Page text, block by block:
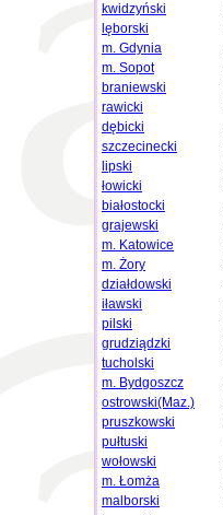
kwidzyński
lęborski
m. Gdynia
m. Sopot
braniewski
rawicki
dębicki
szczecinecki
lipski
łowicki
białostocki
grajewski
m. Katowice
m. Żory
działdowski
iławski
pilski
grudziądzki
tucholski
m. Bydgoszcz
ostrowski(Maz.)
pruszkowski
pułtuski
wołowski
m. Łomża
malborski